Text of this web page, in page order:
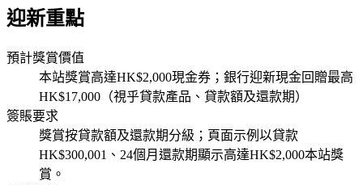
迎新重點
預計獎賞價值
本站獎賞高達HK$2,000現金券；銀行迎新現金回贈最高
HK$17,000（視乎貸款產品、貸款額及還款期）
簽賬要求
獎賞按貸款額及還款期分級；頁面示例以貸款
HK$300,001、24個月還款期顯示高達HK$2,000本站獎
賞。